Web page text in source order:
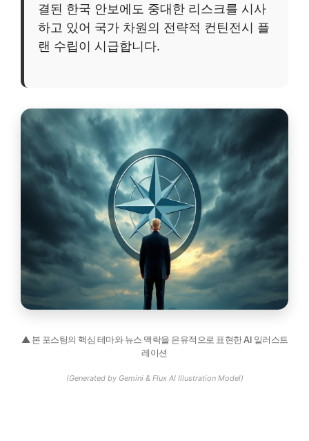
결된 한국 안보에도 중대한 리스크를 시사
하고 있어 국가 차원의 전략적 컨틴전시 플
랜 수립이 시급합니다.
▲ 본 포스팅의 핵심 테마와 뉴스 맥락을 은유적으로 표현한 AI 일러스트
레이션
(Generated by Gemini & Flux AI Illustration Model)